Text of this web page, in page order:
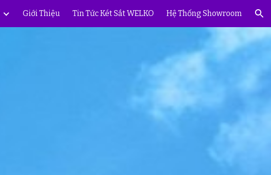
Skip to navigation
Giới Thiệu Tin Tức Két Sắt WELKO Hệ Thống Showroom